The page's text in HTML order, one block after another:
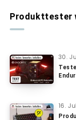
Produkttester
30.
16.